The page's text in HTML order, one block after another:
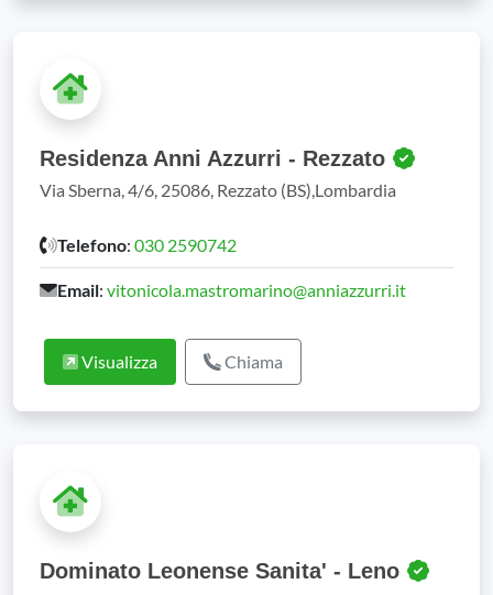
Residenza Anni Azzurri - Rezzato
Via Sberna, 4/6, 25086, Rezzato (BS),Lombardia
Telefono: 030 2590742
Email: vitonicola.mastromarino@anniazzurri.it
Visualizza Chiama
Dominato Leonense Sanita' - Leno